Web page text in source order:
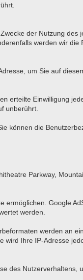
der Nutzung des
werden wir die
um Sie auf
erteilte Einwilligung
unberührt.
können die
Parkway,
ermöglichen. Google
werden.
werden an
wird Ihre IP-Adresse
des Nutzerverhaltens,